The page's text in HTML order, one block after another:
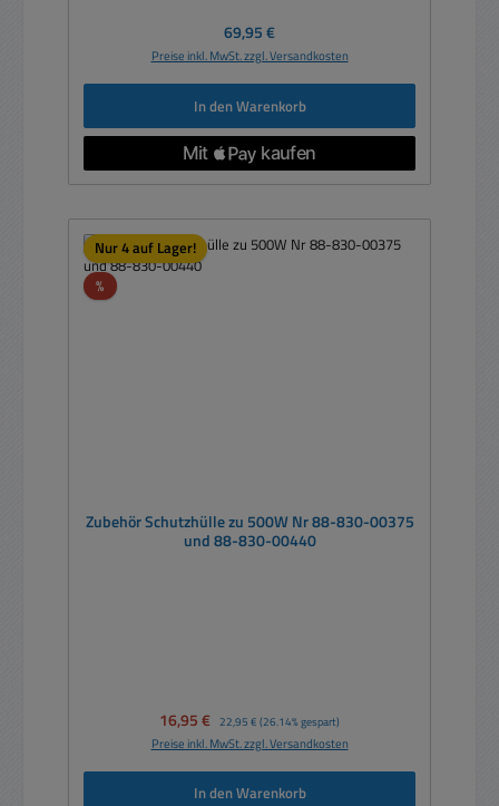
Regulärer Preis:
69,95 €
Preise inkl. MwSt. zzgl. Versandkosten
In den Warenkorb
Nur 4 auf Lager!
%Rabatt
Zubehör Schutzhülle zu 500W Nr 88-830-00375
und 88-830-00440
Verkaufspreis:
16,95 € Regulärer Preis:
22,95 € (26.14% gespart)
Preise inkl. MwSt. zzgl. Versandkosten
In den Warenkorb